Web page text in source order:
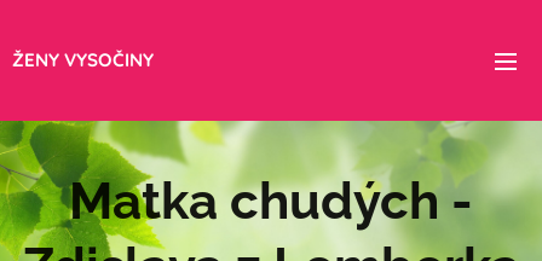
ŽENY VYSOČINY
Matka chudých -